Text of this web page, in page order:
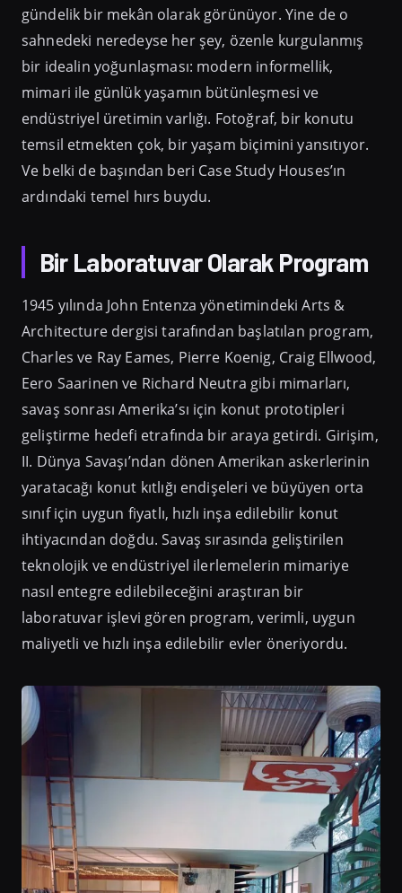
gündelik bir mekân olarak görünüyor. Yine de o
sahnedeki neredeyse her şey, özenle kurgulanmış
bir idealin yoğunlaşması: modern informellik,
mimari ile günlük yaşamın bütünleşmesi ve
endüstriyel üretimin varlığı. Fotoğraf, bir konutu
temsil etmekten çok, bir yaşam biçimini yansıtıyor.
Ve belki de başından beri Case Study Houses’ın
ardındaki temel hırs buydu.
Bir Laboratuvar Olarak Program
1945 yılında John Entenza yönetimindeki Arts &
Architecture dergisi tarafından başlatılan program,
Charles ve Ray Eames, Pierre Koenig, Craig Ellwood,
Eero Saarinen ve Richard Neutra gibi mimarları,
savaş sonrası Amerika’sı için konut prototipleri
geliştirme hedefi etrafında bir araya getirdi. Girişim,
II. Dünya Savaşı’ndan dönen Amerikan askerlerinin
yaratacağı konut kıtlığı endişeleri ve büyüyen orta
sınıf için uygun fiyatlı, hızlı inşa edilebilir konut
ihtiyacından doğdu. Savaş sırasında geliştirilen
teknolojik ve endüstriyel ilerlemelerin mimariye
nasıl entegre edilebileceğini araştıran bir
laboratuvar işlevi gören program, verimli, uygun
maliyetli ve hızlı inşa edilebilir evler öneriyordu.